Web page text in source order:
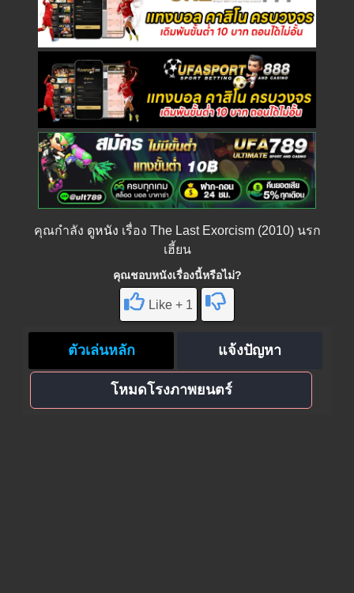
คุณกำลัง ดูหนัง เรื่อง The Last Exorcism (2010) นรก
เฮี้ยน
คุณชอบหนังเรื่องนี้หรือไม่?
Like + 1
ตัวเล่นหลัก แจ้งปัญหา
โหมดโรงภาพยนตร์